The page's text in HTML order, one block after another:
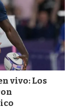
vivo: Los